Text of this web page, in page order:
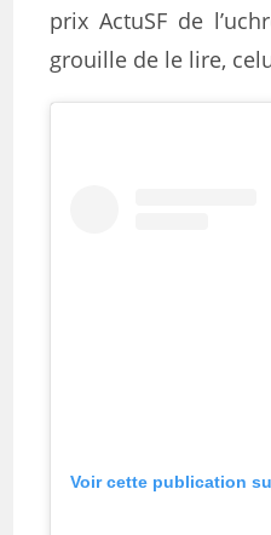
prix ActuSF de
grouille de le lire,
Voir cette publication